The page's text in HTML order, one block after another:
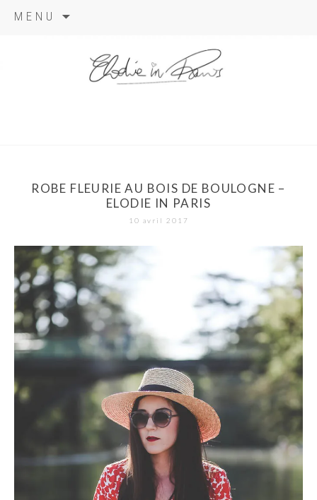
MENU
ROBE FLEURIE AU BOIS DE BOULOGNE –
ELODIE IN PARIS
10 avril 2017